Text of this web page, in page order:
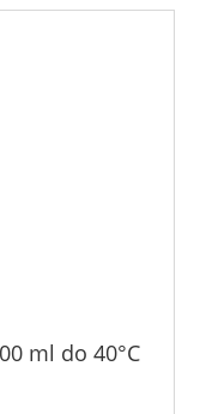
ml do 40°C